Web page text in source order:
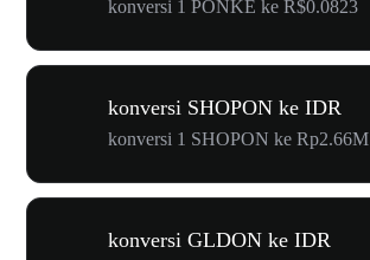
konversi 1 PONKE ke R$0.0823
konversi SHOPON ke IDR
konversi 1 SHOPON ke Rp2.66M
konversi GLDON ke IDR